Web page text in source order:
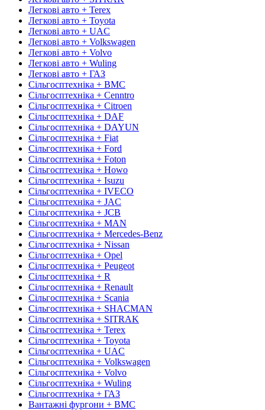
Легкові авто + Terex
Легкові авто + Toyota
Легкові авто + UAC
Легкові авто + Volkswagen
Легкові авто + Volvo
Легкові авто + Wuling
Легкові авто + ГАЗ
Сільгосптехніка + BMC
Сільгосптехніка + Cenntro
Сільгосптехніка + Citroen
Сільгосптехніка + DAF
Сільгосптехніка + DAYUN
Сільгосптехніка + Fiat
Сільгосптехніка + Ford
Сільгосптехніка + Foton
Сільгосптехніка + Howo
Сільгосптехніка + Isuzu
Сільгосптехніка + IVECO
Сільгосптехніка + JAC
Сільгосптехніка + JCB
Сільгосптехніка + MAN
Сільгосптехніка + Mercedes-Benz
Сільгосптехніка + Nissan
Сільгосптехніка + Opel
Сільгосптехніка + Peugeot
Сільгосптехніка + R
Сільгосптехніка + Renault
Сільгосптехніка + Scania
Сільгосптехніка + SHACMAN
Сільгосптехніка + SITRAK
Сільгосптехніка + Terex
Сільгосптехніка + Toyota
Сільгосптехніка + UAC
Сільгосптехніка + Volkswagen
Сільгосптехніка + Volvo
Сільгосптехніка + Wuling
Сільгосптехніка + ГАЗ
Вантажні фургони + BMC